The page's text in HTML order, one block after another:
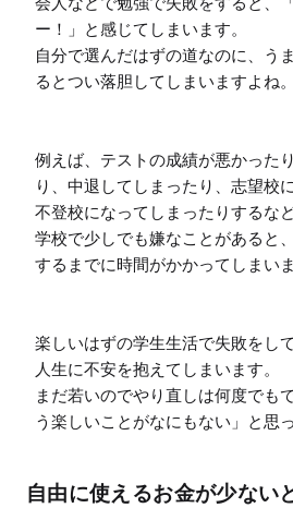
ー！」と感じてしまいます。
自分で選んだはずの道なのに、う
るとつい落胆してしまいますよね。
例えば、テストの成績が悪かった
り、中退してしまったり、志望校
不登校になってしまったりするなど
学校で少しでも嫌なことがあると
するまでに時間がかかってしまいま
楽しいはずの学生生活で失敗をし
人生に不安を抱えてしまいます。
まだ若いのでやり直しは何度でも
う楽しいことがなにもない」と思
自由に使えるお金が少ない